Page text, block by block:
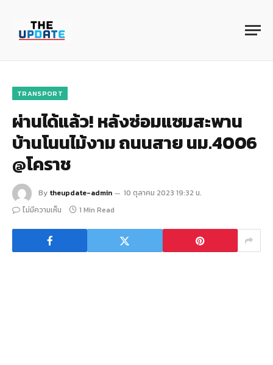
TRANSPORT
ผ่านได้แล้ว! หลังซ่อมแซมสะพาน
บ้านโนนไม้งาม ถนนสาย นม.4006
@โคราช
By theupdate-admin
10 ตุลาคม 2023 19:32 น.
ไม่มีความเห็น
1 Min Read